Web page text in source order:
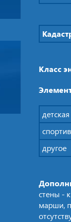
Класс
другое
стены -
марши,